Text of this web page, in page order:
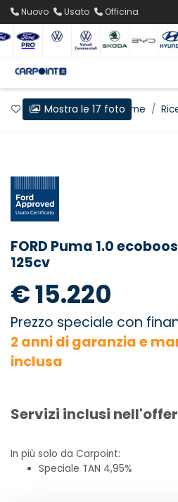
Nuovo Usato Officina
Preferiti Home
Mostra le 17 foto
FORD Puma 1.0
125cv
€ 15.220
Prezzo speciale con
2 anni di garanzia e
inclusa
Servizi inclusi
In più solo da Carpoint:
Speciale TAN 4,95%